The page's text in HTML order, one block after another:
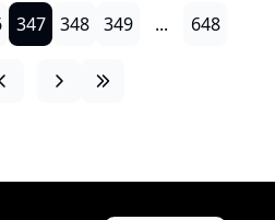
347 348 349 ... 648